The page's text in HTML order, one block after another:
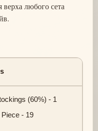
любого сета
(60%) - 1
- 19